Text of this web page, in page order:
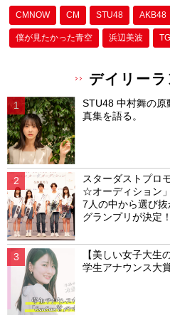
CMNOW CM STU48 AKB48
僕が⾒たかった⻘空 浜辺美波
デイリー
STU48 中村舞の
真集を語る。
スターダストプロ
☆オーディション
7人の中から選び
グランプリが決定！
【美しい女子大生
学生アナウンス大